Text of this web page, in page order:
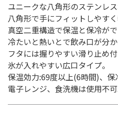
ユニークな八角形のステンレス
八角形で手にフィットしやすく
真空二重構造で保温と保冷がで
冷たいと熱いとで飲み口が分か
フタには握りやすい滑り止め付
氷が入れやすい広口タイプ。
保温効力:69度以上(6時間)、保
電子レンジ、食洗機は使用不可